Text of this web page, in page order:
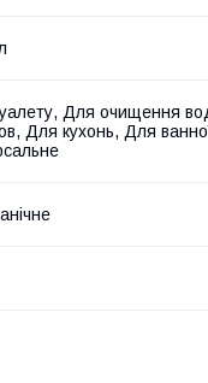
Для очищення
Для кухонь, Для